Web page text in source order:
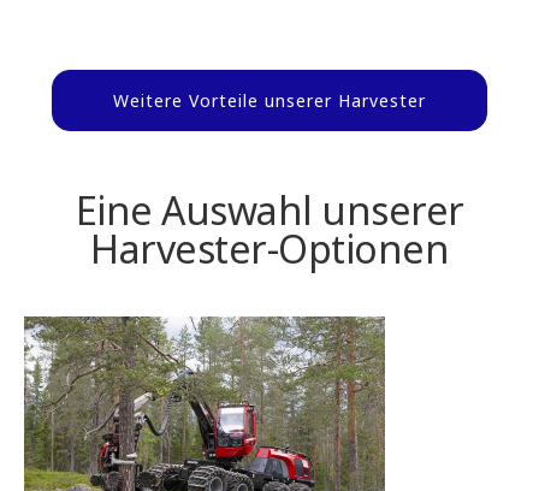
Weitere Vorteile unserer Harvester
Eine Auswahl unserer
Harvester-Optionen